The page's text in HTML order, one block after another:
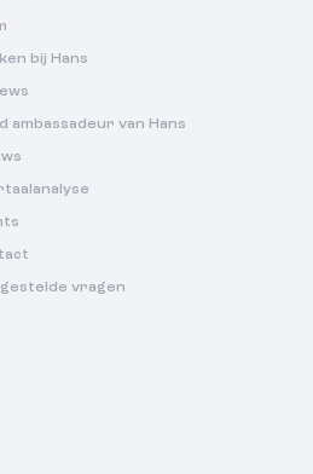
bij Hans
ambassadeur van Hans
vragen